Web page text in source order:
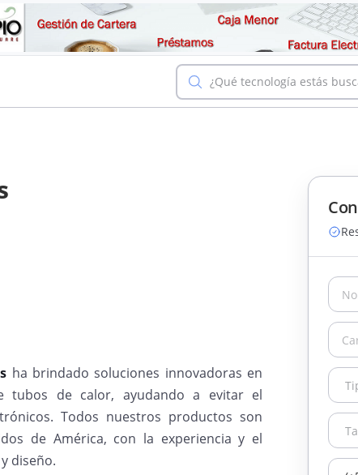
¿Qué tecnología estás
ha brindado soluciones innovadoras en
tubos de calor, ayudando a evitar el
Todos nuestros productos son
de América, con la experiencia y el
diseño.